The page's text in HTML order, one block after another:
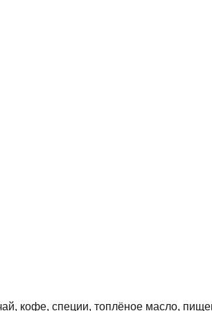
кофе, специи, топлёное масло,